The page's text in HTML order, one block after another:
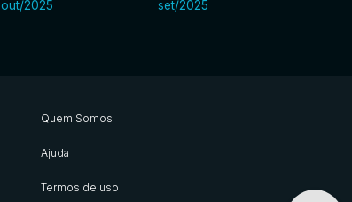
out/2025
set/2025
Quem Somos
Ajuda
Termos de uso